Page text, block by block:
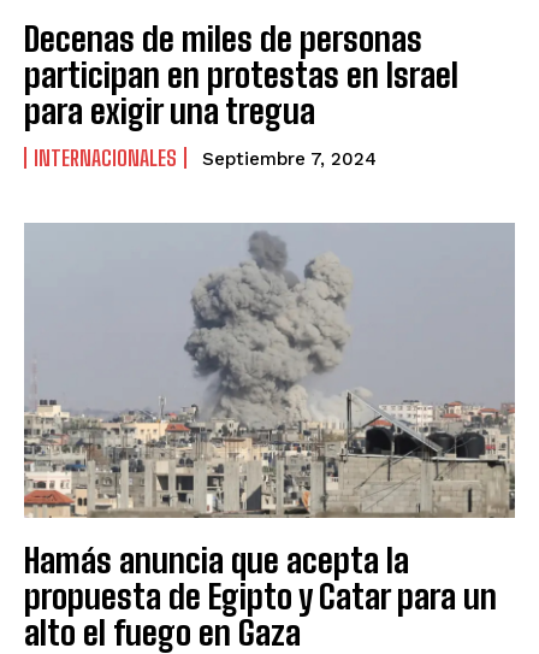
Decenas de miles de personas
participan en protestas en Israel
para exigir una tregua
INTERNACIONALES Septiembre 7, 2024
Hamás anuncia que acepta la
propuesta de Egipto y Catar para un
alto el fuego en Gaza